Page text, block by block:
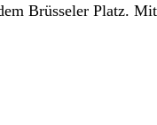
Brüsseler Platz.